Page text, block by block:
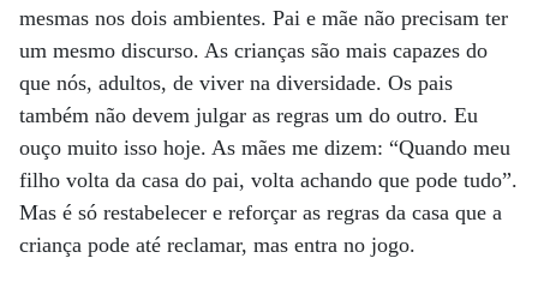
mesmas nos dois ambientes. Pai e mãe não precisam ter
um mesmo discurso. As crianças são mais capazes do
que nós, adultos, de viver na diversidade. Os pais
também não devem julgar as regras um do outro. Eu
ouço muito isso hoje. As mães me dizem: “Quando meu
filho volta da casa do pai, volta achando que pode tudo”.
Mas é só restabelecer e reforçar as regras da casa que a
criança pode até reclamar, mas entra no jogo.